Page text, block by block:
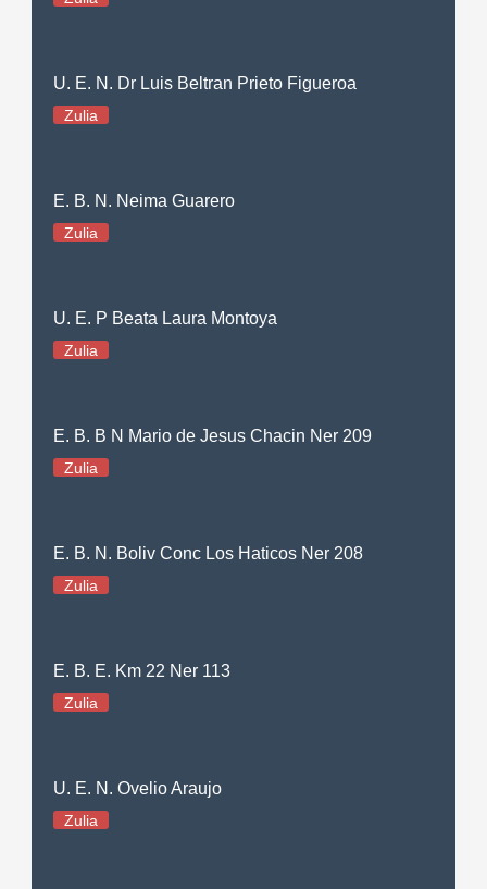
U. E. N. Dr Luis Beltran Prieto Figueroa
Zulia
E. B. N. Neima Guarero
Zulia
U. E. P Beata Laura Montoya
Zulia
E. B. B N Mario de Jesus Chacin Ner 209
Zulia
E. B. N. Boliv Conc Los Haticos Ner 208
Zulia
E. B. E. Km 22 Ner 113
Zulia
U. E. N. Ovelio Araujo
Zulia